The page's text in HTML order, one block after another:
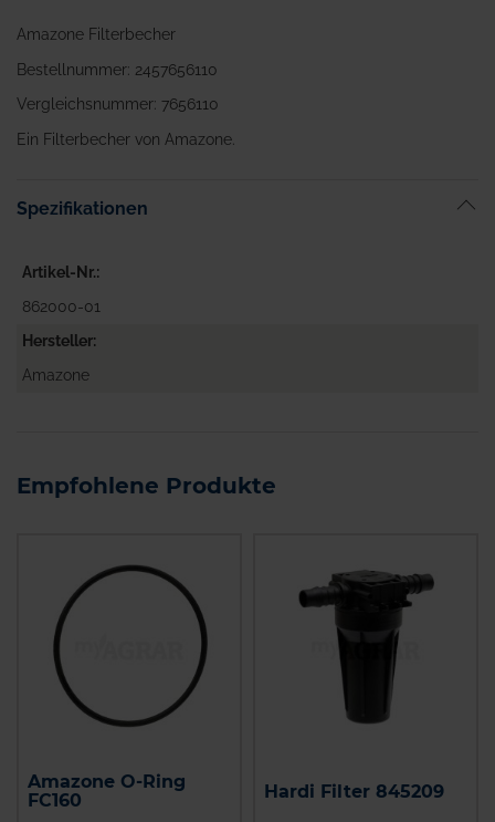
Amazone Filterbecher
Bestellnummer: 2457656110
Vergleichsnummer: 7656110
Ein Filterbecher von Amazone.
Spezifikationen
Artikel-Nr.
862000-01
Hersteller
Amazone
Empfohlene Produkte
Amazone O-Ring
FC160
Hardi Filter 845209